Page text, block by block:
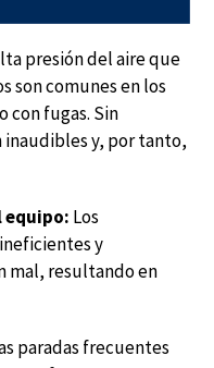
presión del aire que
son comunes en los
con fugas. Sin
inaudibles y, por tanto,
equipo: Los
y
mal, resultando en
paradas frecuentes